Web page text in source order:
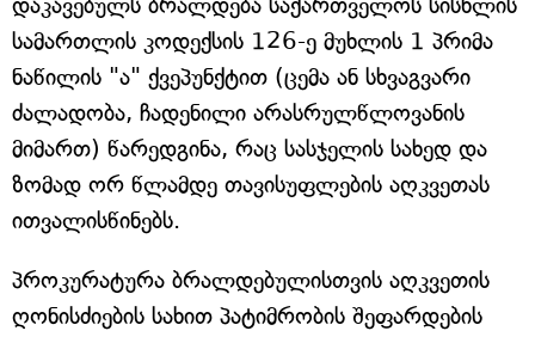
სამართლის კოდექსის 126-ე მუხლის 1 პრიმა
ნაწილის "ა" ქვეპუნქტით (ცემა ან სხვაგვარი
ძალადობა, ჩადენილი არასრულწლოვანის
მიმართ) წარედგინა, რაც სასჯელის სახედ და
ზომად ორ წლამდე თავისუფლების აღკვეთას
ითვალისწინებს.
პროკურატურა ბრალდებულისთვის აღკვეთის
ღონისძიების სახით პატიმრობის შეფარდების